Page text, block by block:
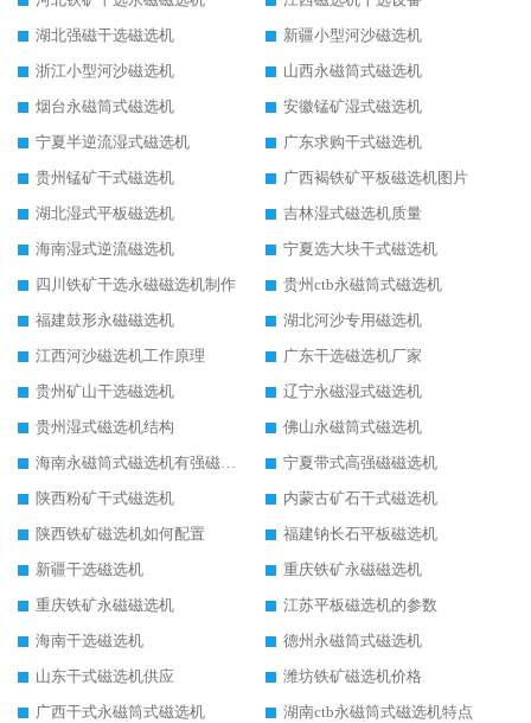
湖北强磁干选磁选机
新疆小型河沙磁选机
浙江小型河沙磁选机
山西永磁筒式磁选机
烟台永磁筒式磁选机
安徽锰矿湿式磁选机
宁夏半逆流湿式磁选机
广东求购干式磁选机
贵州锰矿干式磁选机
广西褐铁矿平板磁选机图片
湖北湿式平板磁选机
吉林湿式磁选机质量
海南湿式逆流磁选机
宁夏选大块干式磁选机
四川铁矿干选永磁磁选机制作
贵州ctb永磁筒式磁选机
福建鼓形永磁磁选机
湖北河沙专用磁选机
江西河沙磁选机工作原理
广东干选磁选机厂家
贵州矿山干选磁选机
辽宁永磁湿式磁选机
贵州湿式磁选机结构
佛山永磁筒式磁选机
海南永磁筒式磁选机有强磁的吗
宁夏带式高强磁磁选机
陕西粉矿干式磁选机
内蒙古矿石干式磁选机
陕西铁矿磁选机如何配置
福建钠长石平板磁选机
新疆干选磁选机
重庆铁矿永磁磁选机
重庆铁矿永磁磁选机
江苏平板磁选机的参数
海南干选磁选机
德州永磁筒式磁选机
山东干式磁选机供应
潍坊铁矿磁选机价格
广西干式永磁筒式磁选机
湖南ctb永磁筒式磁选机特点